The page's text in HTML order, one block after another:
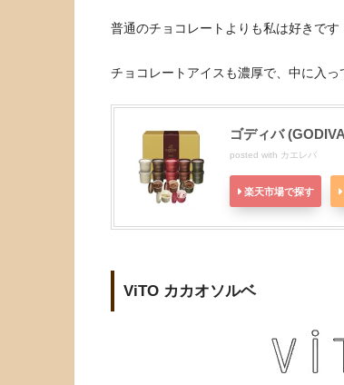
普通のチョコレートよりも私は好きです
チョコレートアイスも濃厚で、中に入
ゴディバ
posted with カエレバ
楽天市場で探す
ViTO カカオソルベ